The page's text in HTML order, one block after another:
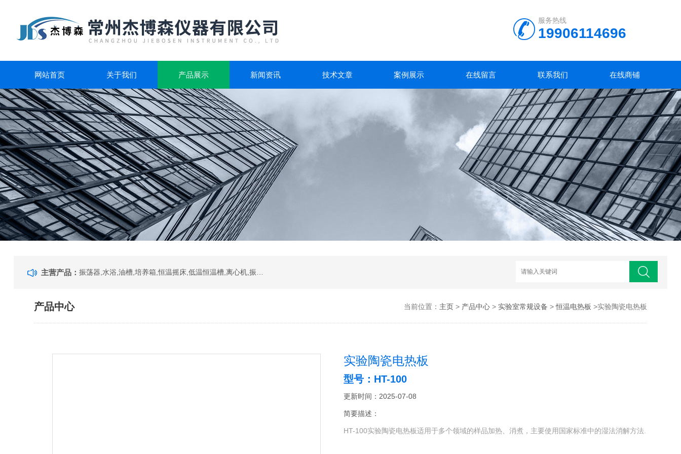
服务热线
19906114696
网站首页 关于我们 产品展示 新闻资讯 技术文章 案例展示 在线留言 联系我们 在线商铺
主营产品：
产品中心 当前位置： 主页> 产品中心> 实验室常规设备 >恒温电热板 >实验陶瓷电热板
实验陶瓷电热板
型号：HT-100
更新时间：2025-07-08
简要描述：
HT-100实验陶瓷电热板适用于多个领域的样品加热、消煮，主要使用国家标准中的湿法消解方法.